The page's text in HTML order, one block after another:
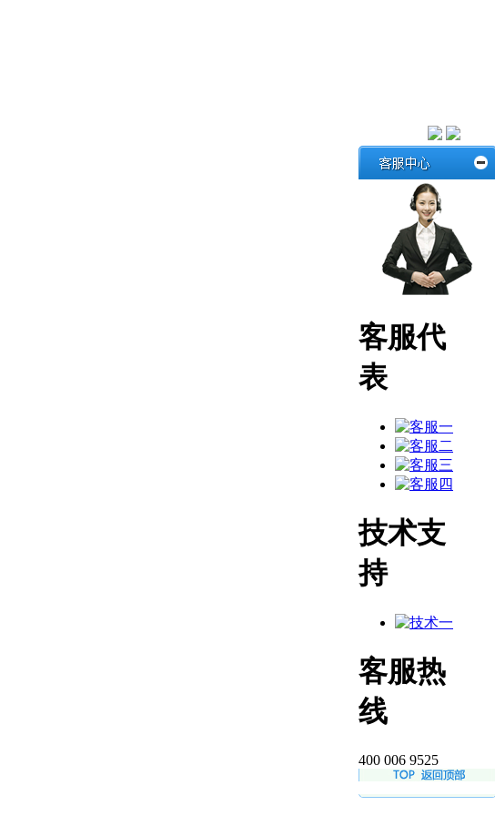
客服代
表
技术支
持
客服热
线
400 006 9525